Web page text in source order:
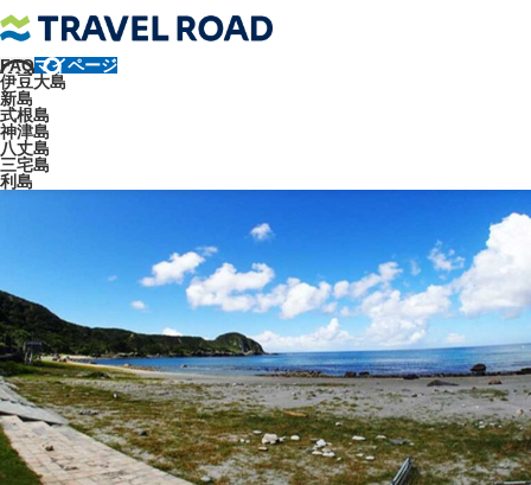
FAQマイページ
伊豆大島
新島
式根島
神津島
八丈島
三宅島
利島
トラベルロード
神津島の海とアクティビィとビーチスポット
長浜海岸